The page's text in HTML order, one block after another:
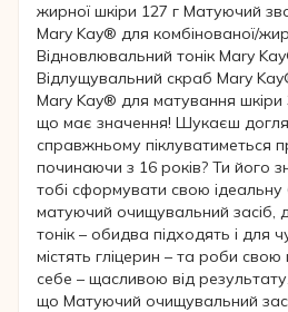
жирної шкіри 127 г Матуючий
Mary Kay® для комбінованої/
Відновлювальний тонік Mary
Відлущувальний скраб Mary
Mary Kay® для матування
що має значення! Шукаєш
справжньому піклуватиметься
починаючи з 16 років? Ти його
тобі сформувати свою ідеальну
матуючий очищувальний засіб,
тонік – обидва підходять і для
містять гліцерин – та роби
себе – щасливою від
що Матуючий очищувальний